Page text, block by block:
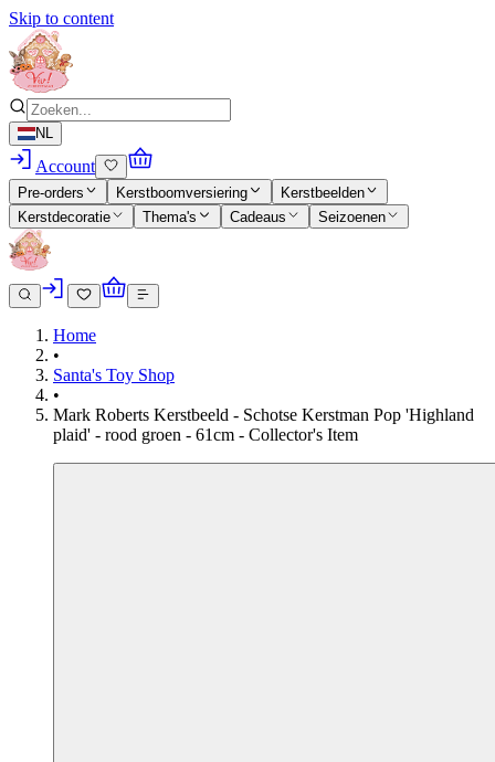
Skip to content
NL
Account
Pre-orders Kerstboomversiering
Kerstbeelden
Kerstdecoratie
Thema's Cadeaus Seizoenen
Home
•
Santa's Toy Shop
•
Mark Roberts Kerstbeeld - Schotse Kerstman Pop 'Highland
plaid' - rood groen - 61cm - Collector's Item